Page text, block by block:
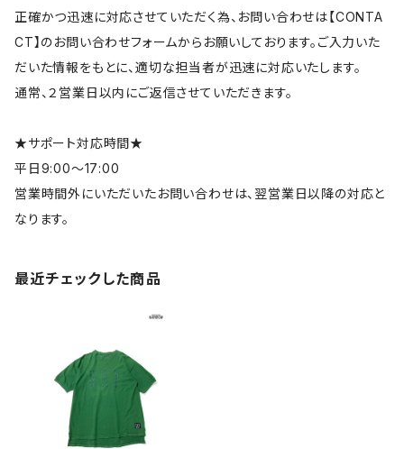
正確かつ迅速に対応させていただく為、お問い合わせは【CONTA
CT】のお問い合わせフォームからお願いしております。ご入力いた
だいた情報をもとに、適切な担当者が迅速に対応いたします。
通常、２営業日以内にご返信させていただきます。
★サポート対応時間★
平日9:00～17:00
営業時間外にいただいたお問い合わせは、翌営業日以降の対応と
なります。
最近チェックした商品